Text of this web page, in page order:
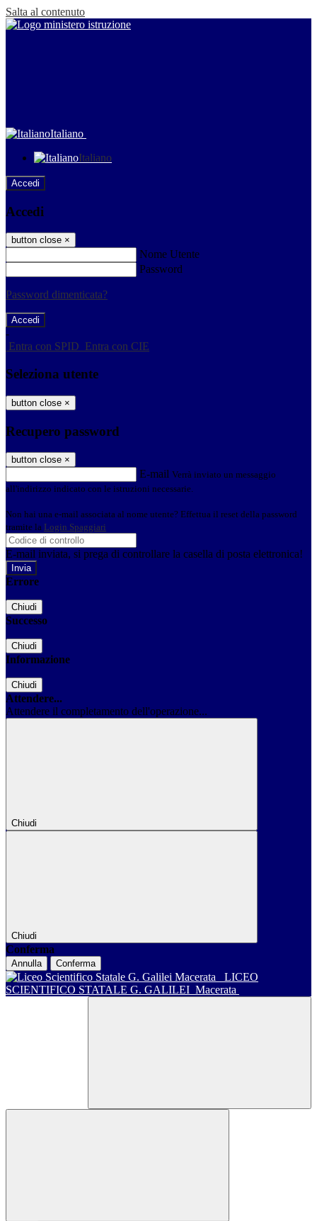
Salta al contenuto
Italiano
Italiano
Accedi
Accedi
button close ×
Nome Utente
Password
Password dimenticata?
-
Entra con SPID Entra con CIE
Seleziona utente
button close ×
Recupero password
button close ×
E-mail Verrà inviato un messaggio
all'indirizzo indicato con le istruzioni necessarie.
Non hai una e-mail associata al nome utente? Effettua il reset della password
tramite la Login Spaggiari
E-mail inviata, si prega di controllare la casella di posta elettronica!
Errore
Chiudi
Successo
Chiudi
Informazione
Chiudi
Attendere...
Attendere il completamento dell'operazione...
Chiudi
Chiudi
Conferma
Annulla Conferma
LICEO
SCIENTIFICO STATALE G. GALILEI Macerata